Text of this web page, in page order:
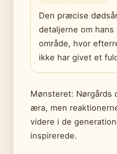
Den præcise
detaljerne om
område, hvor
ikke har givet et
Mønsteret: Nørgårds
æra, men
videre i de
inspirerede.